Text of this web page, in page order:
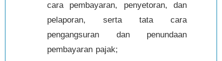
cara pembayaran, penyetoran, dan
pelaporan, serta tata cara
pengangsuran dan penundaan
pembayaran pajak;